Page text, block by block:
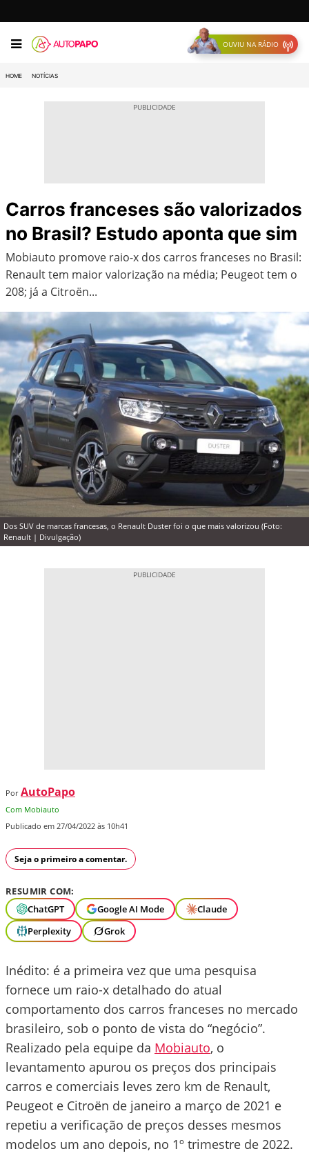
OUVIU NA RÁDIO
HOME NOTÍCIAS
Carros franceses são valorizados
no Brasil? Estudo aponta que sim
Mobiauto promove raio-x dos carros franceses no Brasil:
Renault tem maior valorização na média; Peugeot tem o
208; já a Citroën...
Dos SUV de marcas francesas, o Renault Duster foi o que mais valorizou (Foto:
Renault | Divulgação)
Por AutoPapo
Com Mobiauto
Publicado em 27/04/2022 às 10h41
Seja o primeiro a comentar.
RESUMIR COM:
ChatGPT
Google AI Mode
Claude
Perplexity
Grok
Inédito: é a primeira vez que uma pesquisa
fornece um raio-x detalhado do atual
comportamento dos carros franceses no mercado
brasileiro, sob o ponto de vista do “negócio”.
Realizado pela equipe da Mobiauto, o
levantamento apurou os preços dos principais
carros e comerciais leves zero km de Renault,
Peugeot e Citroën de janeiro a março de 2021 e
repetiu a verificação de preços desses mesmos
modelos um ano depois, no 1º trimestre de 2022.